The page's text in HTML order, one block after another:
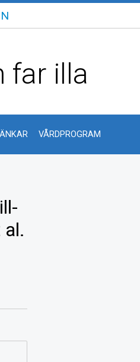
far illa
VÅRDPROGRAM